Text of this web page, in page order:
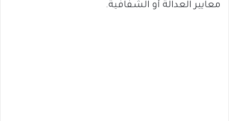
معايير العدالة أو الشفافية.